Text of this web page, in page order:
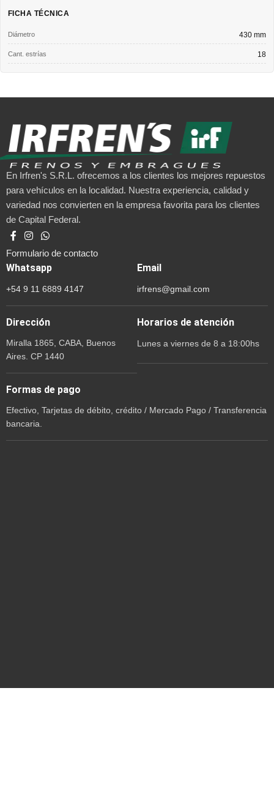
FICHA TÉCNICA
Diámetro 430 mm
Cant. estrías 18
En Irfren's S.R.L. ofrecemos a los clientes los mejores repuestos
para vehículos en la localidad. Nuestra experiencia, calidad y
variedad nos convierten en la empresa favorita para los clientes
de Capital Federal.
Formulario de contacto
Whatsapp
+54 9 11 6889 4147
Email
irfrens@gmail.com
Dirección
Miralla 1865, CABA, Buenos
Aires. CP 1440
Horarios de atención
Lunes a viernes de 8 a 18:00hs
Formas de pago
Efectivo, Tarjetas de débito, crédito / Mercado Pago / Transferencia
bancaria.